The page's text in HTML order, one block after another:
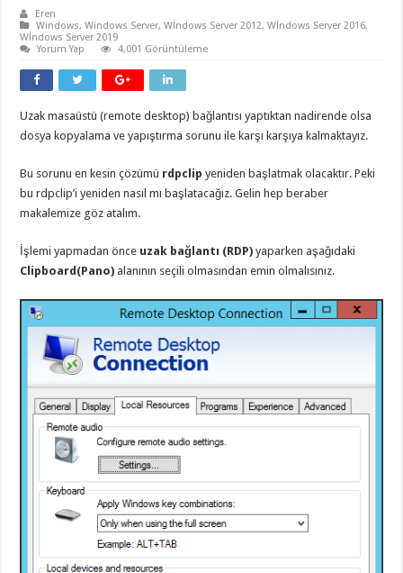
Eren
Windows,Windows Server,Wİndows Server 2012,Wİndows Server 2016,
Wİndows Server 2019
Yorum Yap
4,001 Görüntüleme
Uzak masaüstü (remote desktop) bağlantısı yaptıktan nadirende olsa
dosya kopyalama ve yapıştırma sorunu ile karşı karşıya kalmaktayız.
Bu sorunu en kesin çözümü rdpclip yeniden başlatmak olacaktır. Peki
bu rdpclip’i yeniden nasıl mı başlatacağız. Gelin hep beraber
makalemize göz atalım.
İşlemi yapmadan önce uzak bağlantı (RDP)yaparken aşağıdaki
Clipboard(Pano) alanının seçili olmasından emin olmalısınız.